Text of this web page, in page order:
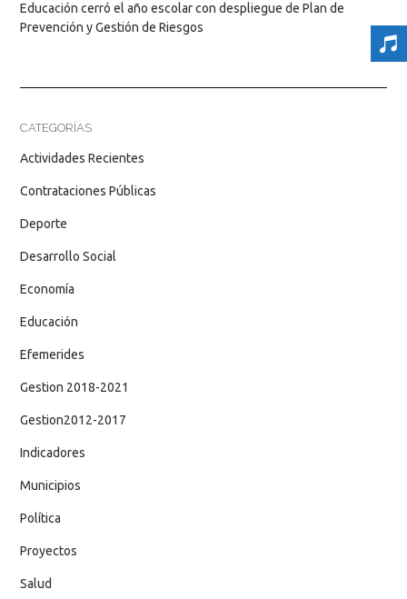
Educación cerró el año escolar con despliegue de Plan de
Prevención y Gestión de Riesgos
CATEGORÍAS
Actividades Recientes
Contrataciones Públicas
Deporte
Desarrollo Social
Economía
Educación
Efemerides
Gestion 2018-2021
Gestion2012-2017
Indicadores
Municipios
Política
Proyectos
Salud